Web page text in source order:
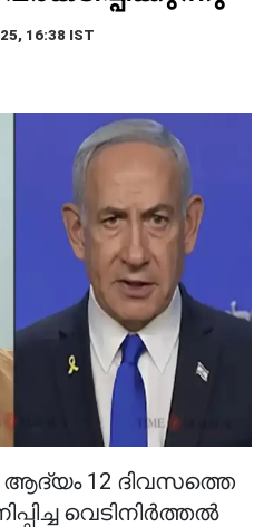
16:38 IST
12 ദിവസത്തെ
വെടിനിർത്തൽ